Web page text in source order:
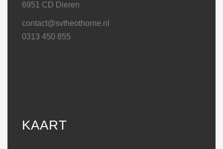
6951 CD Dieren
contact@svtheothorne.nl
0313 450 855
KAART